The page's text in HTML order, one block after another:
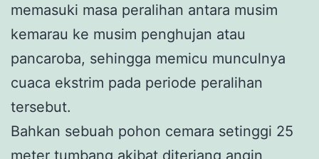
memasuki masa peralihan antara musim
kemarau ke musim penghujan atau
pancaroba, sehingga memicu munculnya
cuaca ekstrim pada periode peralihan
tersebut.
Bahkan sebuah pohon cemara setinggi 25
meter tumbang akibat diterjang angin